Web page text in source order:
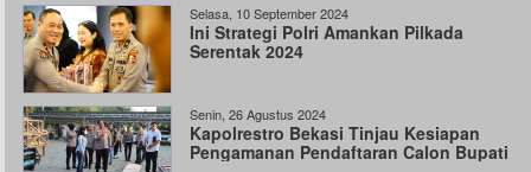
Selasa, 10 September 2024
Ini Strategi Polri Amankan Pilkada
Serentak 2024
Senin, 26 Agustus 2024
Kapolrestro Bekasi Tinjau Kesiapan
Pengamanan Pendaftaran Calon Bupati